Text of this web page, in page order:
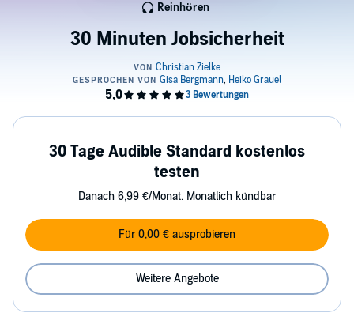
30 Minuten Jobsicherheit
Reinhören
30 Tage Audible Standard kostenlos
testen
Danach 6,99 €/Monat. Monatlich kündbar
Für 0,00 € ausprobieren
Weitere Angebote